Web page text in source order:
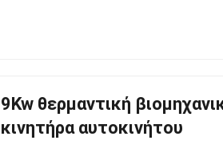
9Kw θερμαντική
κινητήρα αυτοκινήτου